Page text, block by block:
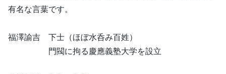
有名な言葉です。
福澤諭吉 下士（ほぼ水呑み百姓）
門閥に拘る慶應義塾大学を設立